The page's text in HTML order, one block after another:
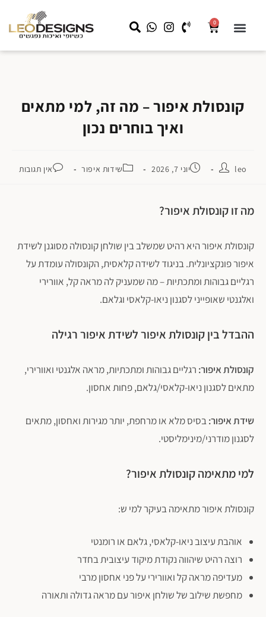
0
קונסולת איפור – מה זה, למי מתאים
ואיך בוחרים נכון
leo יוני 7, 2026 שידות איפור אין תגובות
מה זו קונסולת איפור?
קונסולת איפור היא רהיט שמשלב בין שולחן קונסולה מסוגנן לשידת
איפור פונקציונלית. בניגוד לשידה קלאסית, הקונסולה עומדת על
רגליים גבוהות ומתכתיות – מה שמעניק לה מראה קל, אוורירי
ואלגנטי שאופייני לסגנון ניאו-קלאסי וגלאם.
ההבדל בין קונסולת איפור לשידת איפור רגילה
קונסולת איפור: רגליים גבוהות ומתכתיות, מראה אלגנטי ואוורירי,
מתאים לסגנון ניאו-קלאסי/גלאם, פחות אחסון.
שידת איפור:בסיס מלא או מרחפת, יותר מגירות ואחסון, מתאים
לסגנון מודרני/מינימליסטי.
למי מתאימה קונסולת איפור?
קונסולת איפור מתאימה בעיקר למי ש:
אוהבת עיצוב ניאו-קלאסי, גלאם או רומנטי
רוצה רהיט שיהווה נקודת מיקוד עיצובית בחדר
מעדיפה מראה קל ואוורירי על פני אחסון מרבי
מחפשת שילוב של שולחן איפור עם מראה גדולה ותאורה
פתח סרגל נגישות